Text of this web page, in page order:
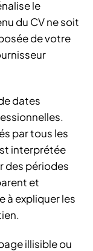
le
du CV ne soit
de votre
dates
par tous les
interprétée
des périodes
et
à expliquer les
illisible ou